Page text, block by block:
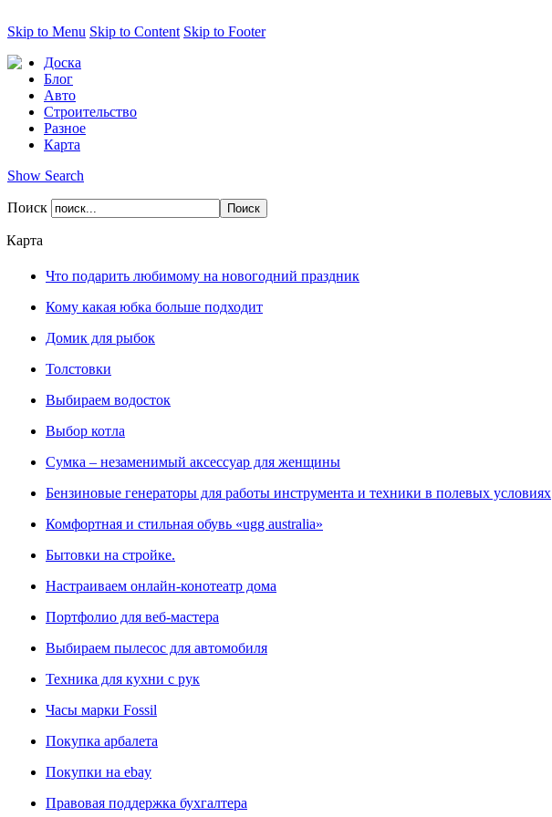
Skip to Menu Skip to Content Skip to Footer
Доска
Блог
Авто
Строительство
Разное
Карта
Show Search
Поиск
Карта
Что подарить любимому на новогодний праздник
Кому какая юбка больше подходит
Домик для рыбок
Толстовки
Выбираем водосток
Выбор котла
Сумка – незаменимый аксессуар для женщины
Бензиновые генераторы для работы инструмента и техники в полевых условиях
Комфортная и стильная обувь «ugg australia»
Бытовки на стройке.
Настраиваем онлайн-конотеатр дома
Портфолио для веб-мастера
Выбираем пылесос для автомобиля
Техника для кухни с рук
Часы марки Fossil
Покупка арбалета
Покупки на ebay
Правовая поддержка бухгалтера